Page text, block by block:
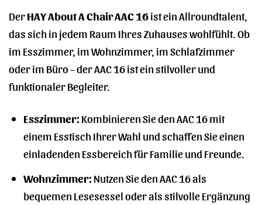
DerHAY About A Chair AAC 16ist ein Allroundtalent,
das sich in jedem Raum Ihres Zuhauses wohlfühlt. Ob
im Esszimmer, im Wohnzimmer, im Schlafzimmer
oder im Büro – der AAC 16 ist ein stilvoller und
funktionaler Begleiter.
Esszimmer:Kombinieren Sie den AAC 16 mit
einem Esstisch Ihrer Wahl und schaffen Sie einen
einladenden Essbereich für Familie und Freunde.
Wohnzimmer:Nutzen Sie den AAC 16 als
bequemen Lesesessel oder als stilvolle Ergänzung